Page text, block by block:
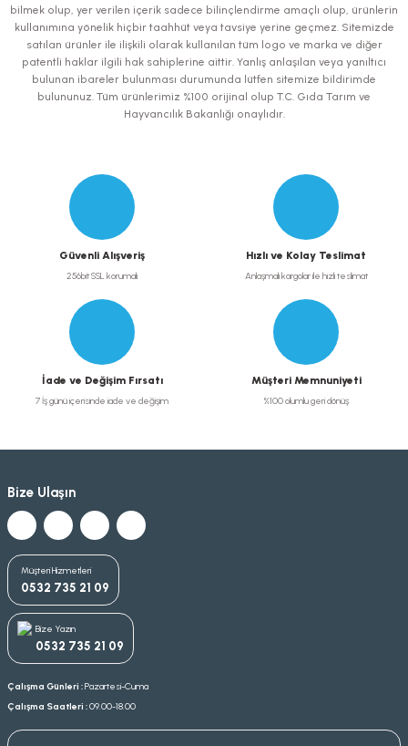
Ürün fiyatı diğer sitelerden daha pahalı.
Bu ürüne benzer farklı alternatifler olmalı.
bilmek olup, yer verilen içerik sadece bilinçlendirme amaçlı olup, ürünlerin
kullanımına yönelik hiçbir taahhüt veya tavsiye yerine geçmez. Sitemizde
satılan ürünler ile ilişkili olarak kullanılan tüm logo ve marka ve diğer
patentli haklar ilgili hak sahiplerine aittir. Yanlış anlaşılan veya yanıltıcı
bulunan ibareler bulunması durumunda lütfen sitemize bildirimde
bulununuz. Tüm ürünlerimiz %100 orijinal olup T.C. Gıda Tarım ve
Hayvancılık Bakanlığı onaylıdır.
Güvenli Alışveriş
256bit SSL korumalı
Hızlı ve Kolay Teslimat
Anlaşmalı kargolar ile hızlı teslimat
İade ve Değişim Fırsatı
7 İş günü içerisinde iade ve değişim
Müşteri Memnuniyeti
%100 olumlu geri dönüş
Bize Ulaşın
Müşteri Hizmetleri
0532 735 21 09
Bize Yazın
0532 735 21 09
Çalışma Günleri :Pazartesi-Cuma
Çalışma Saatleri :09.00-18.00